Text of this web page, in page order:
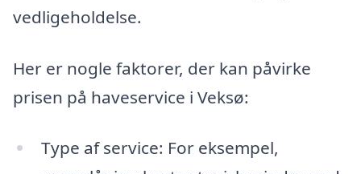
vedligeholdelse.
Her er nogle faktorer, der kan påvirke
prisen på haveservice i Veksø:
Type af service: For eksempel,